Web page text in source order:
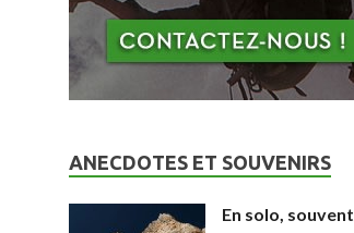
ANECDOTES ET SOUVENIRS
En solo, souvent